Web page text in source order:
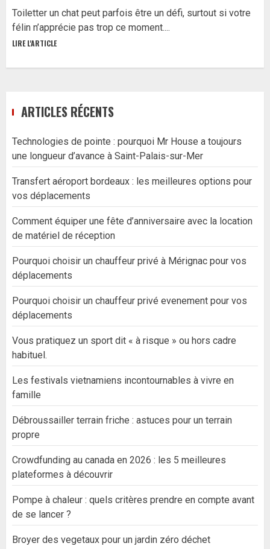
Toiletter un chat peut parfois être un défi, surtout si votre
félin n’apprécie pas trop ce moment....
LIRE L'ARTICLE
ARTICLES RÉCENTS
Technologies de pointe : pourquoi Mr House a toujours
une longueur d’avance à Saint-Palais-sur-Mer
Transfert aéroport bordeaux : les meilleures options pour
vos déplacements
Comment équiper une fête d’anniversaire avec la location
de matériel de réception
Pourquoi choisir un chauffeur privé à Mérignac pour vos
déplacements
Pourquoi choisir un chauffeur privé evenement pour vos
déplacements
Vous pratiquez un sport dit « à risque » ou hors cadre
habituel.
Les festivals vietnamiens incontournables à vivre en
famille
Débroussailler terrain friche : astuces pour un terrain
propre
Crowdfunding au canada en 2026 : les 5 meilleures
plateformes à découvrir
Pompe à chaleur : quels critères prendre en compte avant
de se lancer ?
Broyer des vegetaux pour un jardin zéro déchet